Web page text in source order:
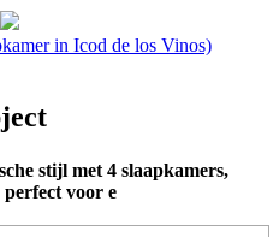
in Icod de los Vinos)
stijl met 4 slaapkamers,
voor e